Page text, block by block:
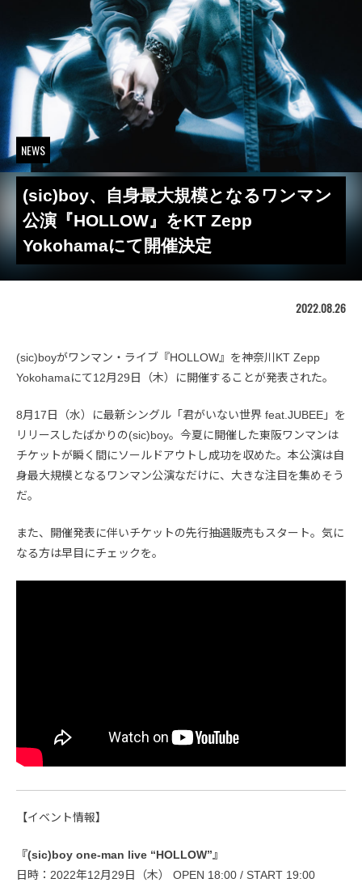
NEWS
(sic)boy、自身最大規模となるワンマン
公演『HOLLOW』をKT Zepp
Yokohamaにて開催決定
2022.08.26
(sic)boyがワンマン・ライブ『HOLLOW』を神奈川KT Zepp
Yokohamaにて12月29日（木）に開催することが発表された。
8月17日（水）に最新シングル「君がいない世界 feat.JUBEE」を
リリースしたばかりの(sic)boy。今夏に開催した東阪ワンマンは
チケットが瞬く間にソールドアウトし成功を収めた。本公演は自
身最大規模となるワンマン公演なだけに、大きな注目を集めそう
だ。
また、開催発表に伴いチケットの先行抽選販売もスタート。気に
なる方は早目にチェックを。
【イベント情報】
『(sic)boy one-man live “HOLLOW”』
日時：2022年12月29日（木） OPEN 18:00 / START 19:00